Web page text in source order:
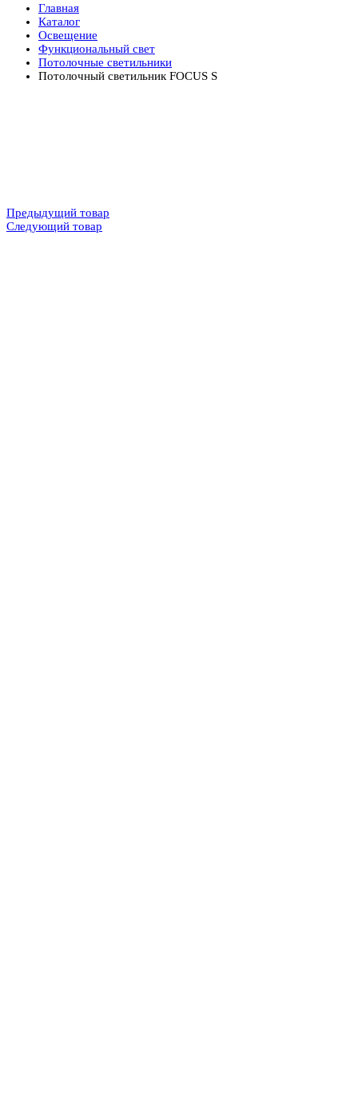
Главная
Каталог
Освещение
Функциональный свет
Потолочные светильники
Потолочный светильник FOCUS S
Предыдущий товар
Следующий товар